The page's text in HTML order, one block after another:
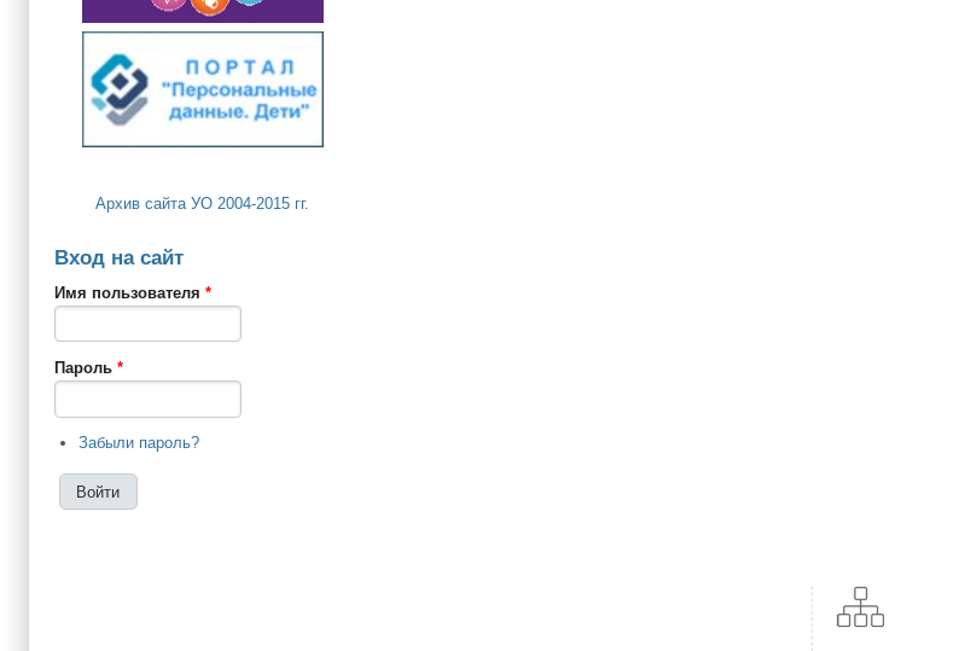
Архив сайта УО 2004-2015 гг.
Вход на сайт
Имя пользователя *
Пароль *
Забыли пароль?